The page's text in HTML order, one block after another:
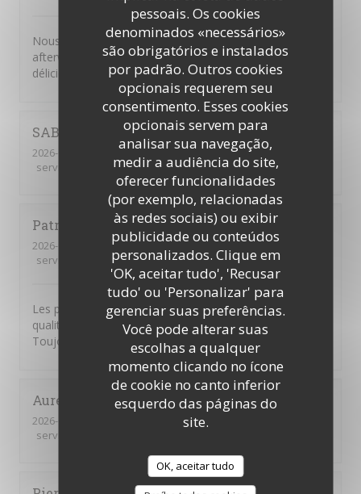
pessoais. Os cookies
denominados «necessários»
são obrigatórios e instalados
por padrão. Outros cookies
opcionais requerem seu
consentimento. Esses cookies
opcionais servem para
analisar sua navegação,
medir a audiência do site,
oferecer funcionalidades
(por exemplo, relacionadas
às redes sociais) ou exibir
publicidade ou conteúdos
personalizados. Clique em
'OK, aceitar tudo', 'Recusar
tudo' ou 'Personalizar' para
gerenciar suas preferências.
Você pode alterar suas
escolhas a qualquer
momento clicando no ícone
de cookie no canto inferior
esquerdo das páginas do
site.
OK, aceitar tudo
Nous avons passer un moment très sympa pour cet
afterwork entre collègues. Le lieu est cosy et les mets
délicieux. Bravo et merci aux élèves et équipes
SABRINA
2026-06-18
- 18:00 - guests 1
service
ambience: 5/5 menu:5/5 quality_price
Patricia
2026-06-18
- 18:30 - guests 2
service
ambience: 5/5 menu: 5 /5 quality_price
Les prestations sont toujours excellentes. Grande
qualité des mets proposés, un service personnalisé ...
Toujours un grand plaisir !
Aurelie
2026-06-11
service